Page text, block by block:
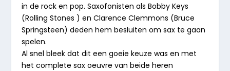
in de rock en pop. Saxofonisten als Bobby Keys
(Rolling Stones ) en Clarence Clemmons (Bruce
Springsteen) deden hem besluiten om sax te gaan
spelen.
Al snel bleek dat dit een goeie keuze was en met
het complete sax oeuvre van beide heren